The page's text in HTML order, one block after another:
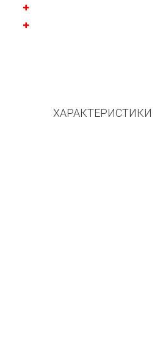
ХАРАКТЕРИСТИКИ